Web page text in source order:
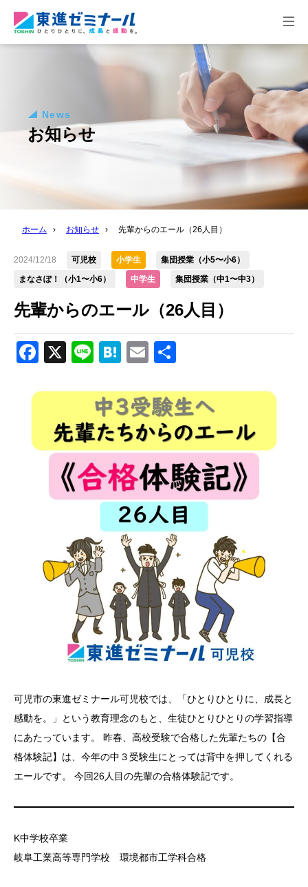
News
お知らせ
ホーム › お知らせ › 先輩からのエール（26人目）
2024/12/18 可児校 小学生
集団授業（小5〜小6）
まなさぽ！（小1〜小6）
中学生 集団授業（中1〜中3）
先輩からのエール（26人目）
Facebook
X LineHatena
Email
可児市の東進ゼミナール可児校では、「ひとりひとりに、成長と
感動を。」という教育理念のもと、生徒ひとりひとりの学習指導
にあたっています。 昨春、高校受験で合格した先輩たちの【合
格体験記】は、今年の中３受験生にとっては背中を押してくれる
エールです。 今回26人目の先輩の合格体験記です。
K中学校卒業
岐阜工業高等専門学校 環境都市工学科合格